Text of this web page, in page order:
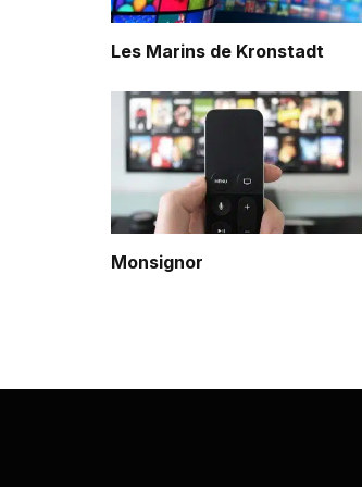
Les Marins de Kronstadt
Monsignor